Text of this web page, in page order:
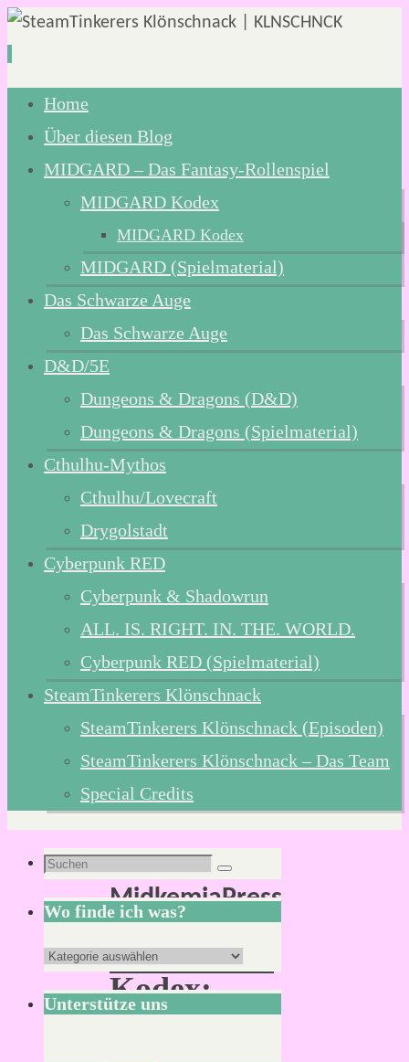
Zum
Inhalt
springen
Home
Über diesen Blog
MIDGARD – Das Fantasy-Rollenspiel
MIDGARD Kodex
MIDGARD Kodex
MIDGARD (Spielmaterial)
Das Schwarze Auge
Das Schwarze Auge
D&D/5E
Dungeons & Dragons (D&D)
Dungeons & Dragons (Spielmaterial)
Cthulhu-Mythos
Cthulhu/Lovecraft
Drygolstadt
Cyberpunk RED
Cyberpunk & Shadowrun
ALL. IS. RIGHT. IN. THE. WORLD.
Cyberpunk RED (Spielmaterial)
SteamTinkerers Klönschnack
SteamTinkerers Klönschnack (Episoden)
SteamTinkerers Klönschnack – Das Team
Special Credits
Schlagwort:
MidkemiaPress
MIDGARD
Kodex:
Jenseits
Suchen
nach:
Suchen
Wo finde ich was?
Wo
finde
ich
Unterstütze uns